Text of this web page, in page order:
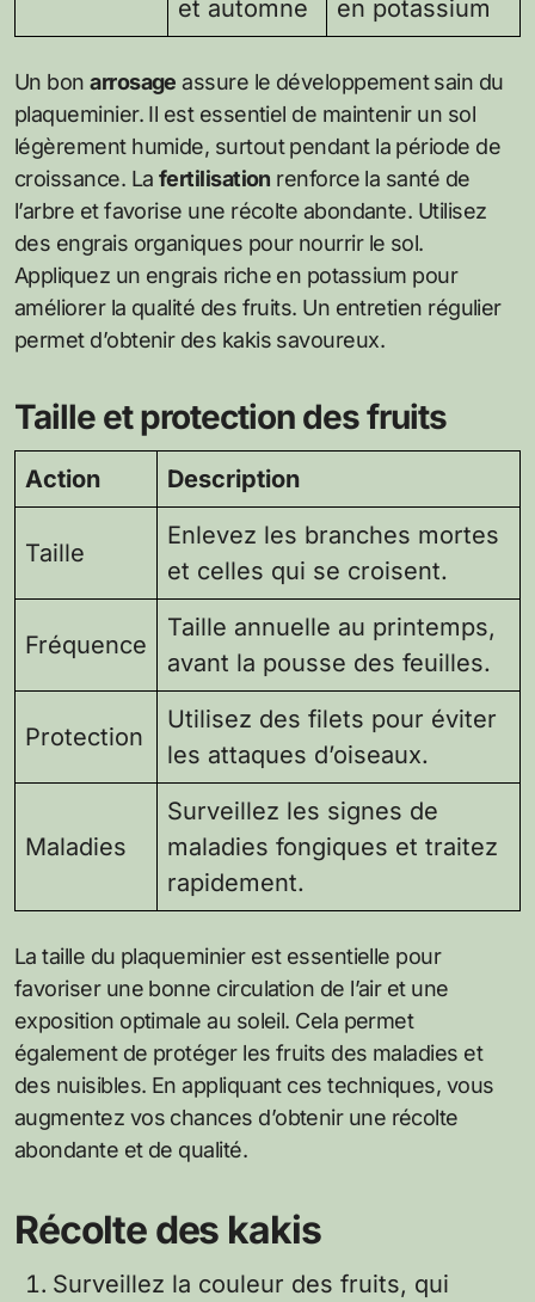
et automne en potassium
Un bonarrosage assure le développement sain du
plaqueminier. Il est essentiel de maintenir un sol
légèrement humide, surtout pendant la période de
croissance. La fertilisation renforce la santé de
l’arbre et favorise une récolte abondante. Utilisez
des engrais organiques pour nourrir le sol.
Appliquez un engrais riche en potassium pour
améliorer la qualité des fruits. Un entretien régulier
permet d’obtenir des kakis savoureux.
Taille et protection des fruits
Action Description
Taille
Enlevez les branches mortes
et celles qui se croisent.
Fréquence
Taille annuelle au printemps,
avant la pousse des feuilles.
Protection
Utilisez des filets pour éviter
les attaques d’oiseaux.
Maladies
Surveillez les signes de
maladies fongiques et traitez
rapidement.
La taille du plaqueminier est essentielle pour
favoriser une bonne circulation de l’air et une
exposition optimale au soleil. Cela permet
également de protéger les fruits des maladies et
des nuisibles. En appliquant ces techniques, vous
augmentez vos chances d’obtenir une récolte
abondante et de qualité.
Récolte des kakis
Surveillez la couleur des fruits, qui